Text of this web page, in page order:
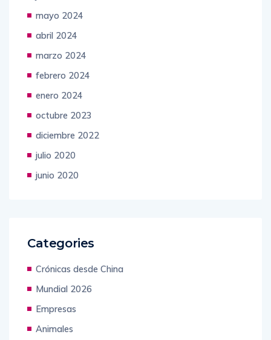
mayo 2024
abril 2024
marzo 2024
febrero 2024
enero 2024
octubre 2023
diciembre 2022
julio 2020
junio 2020
Categories
Crónicas desde China
Mundial 2026
Empresas
Animales